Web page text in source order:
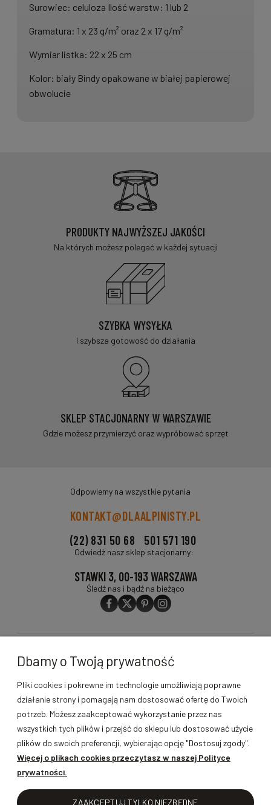
Surowiec: celuloza Ilość warstw: 1 lub 2
Gramatura: 1 x 23 g/m² oraz 2 x 17 g/m²
Wymiar listka: 22 x 25 cm
Kolor: biały Bindy opakowane w białej papierowej
obwolucie
PRODUKTY NAJWYŻSZEJ JAKOŚCI
Na których możesz polegać w każdej sytuacji
SZYBKA WYSYŁKA
I szybsza gotowość do działania
SKLEP STACJONARNY W WARSZAWIE
Gdzie możesz przymierzyć oraz wypróbować sprzęt
Odpowiemy na wszystkie pytania
KONTAKT@DLAALPINISTY.PL
(22) 831 50 68
501 571 190
Odwiedź nasz sklep stacjonarny:
STAWKI 3, 00-193 WARSZAWA
Śledź nas i bądź na bieżąco
PRODUKTY
MOJE KONTO
GWARANCJA I ZWROTY
Dbamy o Twoją prywatność
Pliki cookies i pokrewne im technologie umożliwiają poprawne
działanie strony i pomagają nam dostosować ofertę do Twoich
potrzeb. Możesz zaakceptować wykorzystanie przez nas
wszystkich tych plików i przejść do sklepu lub dostosować użycie
plików do swoich preferencji, wybierając opcję "Dostosuj zgody".
Więcej o plikach cookies przeczytasz w naszej Polityce
prywatności.
ZAAKCEPTUJ TYLKO NIEZBĘDNE